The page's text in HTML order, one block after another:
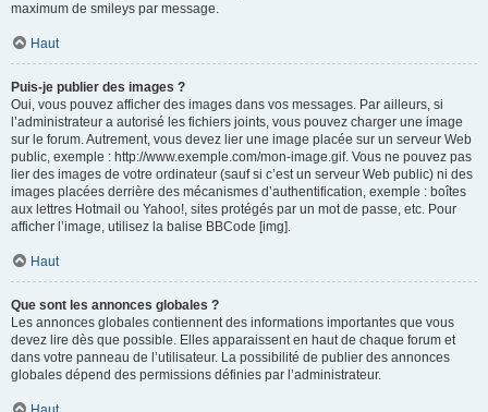
maximum de smileys par message.
Haut
Puis-je publier des images ?
Oui, vous pouvez afficher des images dans vos messages. Par ailleurs, si
l’administrateur a autorisé les fichiers joints, vous pouvez charger une image
sur le forum. Autrement, vous devez lier une image placée sur un serveur Web
public, exemple : http://www.exemple.com/mon-image.gif. Vous ne pouvez pas
lier des images de votre ordinateur (sauf si c’est un serveur Web public) ni des
images placées derrière des mécanismes d’authentification, exemple : boîtes
aux lettres Hotmail ou Yahoo!, sites protégés par un mot de passe, etc. Pour
afficher l’image, utilisez la balise BBCode [img].
Haut
Que sont les annonces globales ?
Les annonces globales contiennent des informations importantes que vous
devez lire dès que possible. Elles apparaissent en haut de chaque forum et
dans votre panneau de l’utilisateur. La possibilité de publier des annonces
globales dépend des permissions définies par l’administrateur.